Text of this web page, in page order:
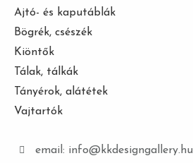
Ajtó- és kaputáblák
Bögrék, csészék
Kiöntők
Tálak, tálkák
Tányérok, alátétek
Vajtartók
email: info@kkdesigngallery.hu